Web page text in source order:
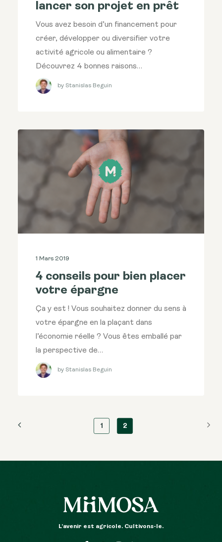
lancer son projet en prêt
Vous avez besoin d’un financement pour
créer, développer ou diversifier votre
activité agricole ou alimentaire ?
Découvrez 4 bonnes raisons…
by Stanislas Beguin
1 Mars 2019
4 conseils pour bien placer
votre épargne
Ça y est ! Vous souhaitez donner du sens à
votre épargne en la plaçant dans
l’économie réelle ? Vous êtes emballé par
la perspective de…
by Stanislas Beguin
1 2
L’avenir est agricole. Cultivons-le.